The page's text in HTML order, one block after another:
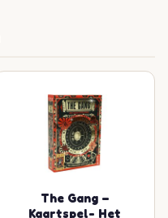
The Gang –
Kaartspel- Het